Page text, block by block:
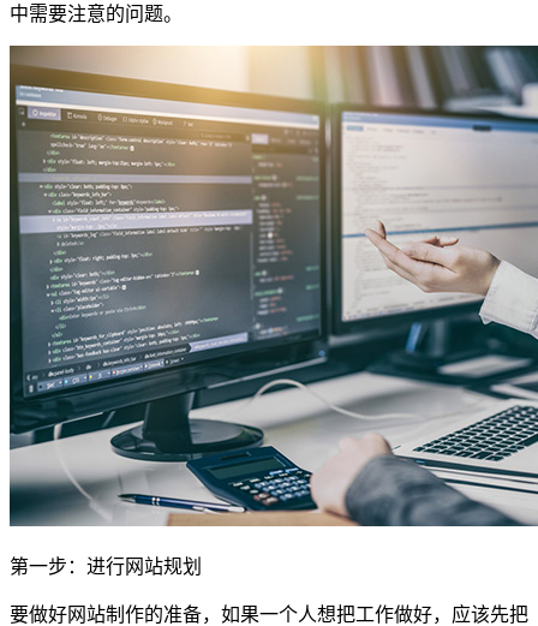
中需要注意的问题。
第一步：进行网站规划
要做好网站制作的准备，如果一个人想把工作做好，应该先把